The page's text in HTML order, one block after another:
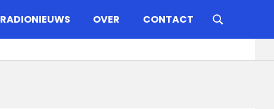
RADIONIEUWS OVER CONTACT